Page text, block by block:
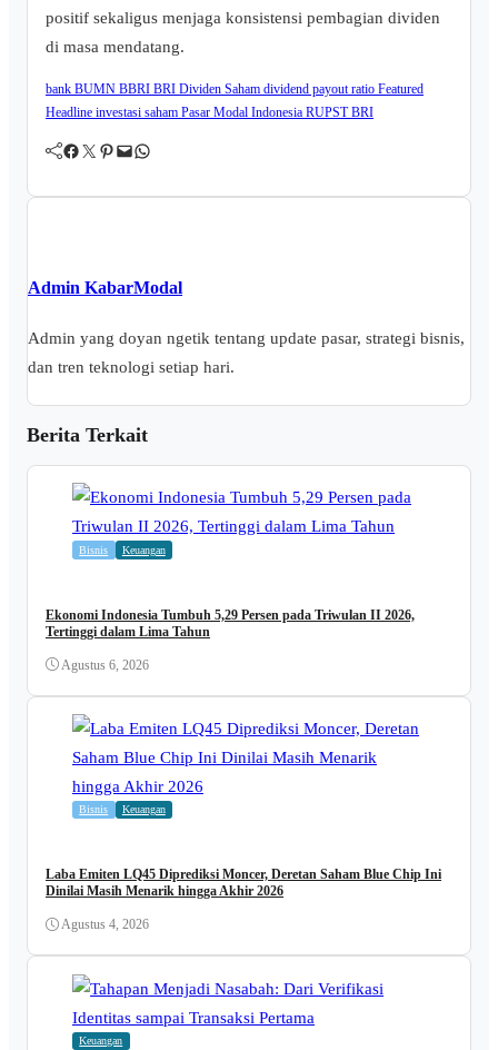
positif sekaligus menjaga konsistensi pembagian dividen
di masa mendatang.
bank BUMN BBRI BRI Dividen Saham dividend payout ratio Featured
Headline investasi saham Pasar Modal Indonesia RUPST BRI
Facebook Twitter Pinterest Mail WhatsApp
Admin KabarModal
Admin yang doyan ngetik tentang update pasar, strategi bisnis,
dan tren teknologi setiap hari.
Berita Terkait
Bisnis Keuangan
Ekonomi Indonesia Tumbuh 5,29 Persen pada Triwulan II 2026,
Tertinggi dalam Lima Tahun
Agustus 6, 2026
Bisnis Keuangan
Laba Emiten LQ45 Diprediksi Moncer, Deretan Saham Blue Chip Ini
Dinilai Masih Menarik hingga Akhir 2026
Agustus 4, 2026
Keuangan